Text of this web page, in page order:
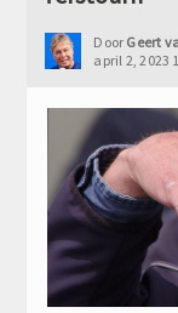
Door Geert
april 2, 2023